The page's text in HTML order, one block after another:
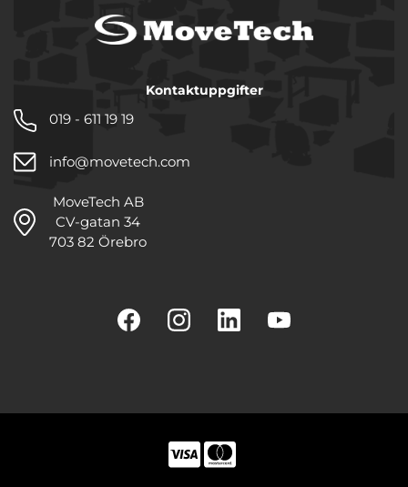
Kontaktuppgifter
019 - 611 19 19
info@movetech.com
MoveTech AB
CV-gatan 34
703 82 Örebro